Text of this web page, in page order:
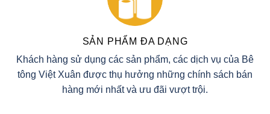
SẢN PHẨM ĐA DẠNG
Khách hàng sử dụng các sản phẩm, các dịch vụ của Bê
tông Việt Xuân được thụ hưởng những chính sách bán
hàng mới nhất và ưu đãi vượt trội.